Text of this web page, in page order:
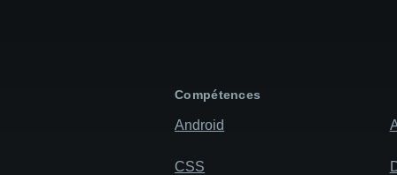
Compétences
Android
CSS